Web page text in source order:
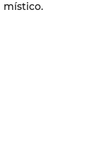
místico.